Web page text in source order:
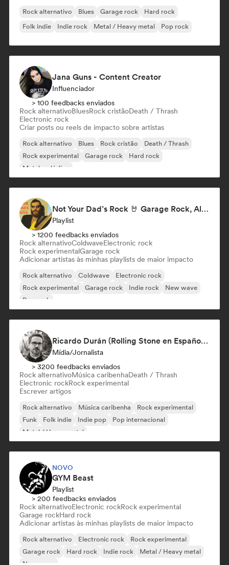
Rock alternativo Blues Garage rock
Hard rock
Folk indie
Indie rock Metal / Heavy metal Pop rock
Jana Guns - Content Creator
Influenciador
> 100 feedbacks enviados
Rock alternativoBluesRock cristãoDeath / Thrash
Electronic rock
Criar posts ou reels de impacto sobre artistas
Rock alternativo Blues Rock cristão
Death / Thrash
Rock experimental
Garage rock
Hard rock
Metal melódico
Not Your Dad’s Rock 🤘 Garage Rock, Alt-Rock & Indie Anthems
Playlist
> 1200 feedbacks enviados
Rock alternativoColdwaveElectronic rock
Rock experimentalGarage rock
Adicionar artistas às minhas playlists de maior impacto
Rock alternativo Coldwave
Electronic rock
Rock experimental
Garage rock Indie rock
New wave
Pop rock
Ricardo Durán (Rolling Stone en Español-Editor-in-chief)
Mídia/Jornalista
> 3200 feedbacks enviados
Rock alternativoMúsica caribenhaDeath / Thrash
Electronic rockRock experimental
Escrever artigos
Rock alternativo Música caribenha
Rock experimental
Funk
Folk indie Indie pop
Pop internacional
Metal / Heavy metal
NOVO
GYM Beast
Playlist
> 200 feedbacks enviados
Rock alternativoElectronic rockRock experimental
Garage rockHard rock
Adicionar artistas às minhas playlists de maior impacto
Rock alternativo Electronic rock
Rock experimental
Garage rock
Hard rock Indie rock
Metal / Heavy metal